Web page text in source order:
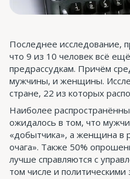
Последнее исследование,
что 9 из 10 человек всё
предрассудкам. Причём
мужчины, и женщины.
стране, 22 из которых
Наиболее
ожидалось в том, что
«добытчика», а женщина в
очага». Также 50%
лучше справляются с
том числе и политическими